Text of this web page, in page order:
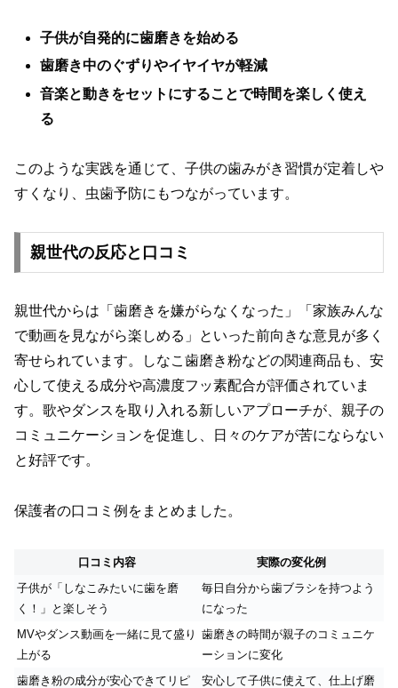
子供が自発的に歯磨きを始める
歯磨き中のぐずりやイヤイヤが軽減
音楽と動きをセットにすることで時間を楽しく使え
る
このような実践を通じて、子供の歯みがき習慣が定着しや
すくなり、虫歯予防にもつながっています。
親世代の反応と口コミ
親世代からは「歯磨きを嫌がらなくなった」「家族みんな
で動画を見ながら楽しめる」といった前向きな意見が多く
寄せられています。しなこ歯磨き粉などの関連商品も、安
心して使える成分や高濃度フッ素配合が評価されていま
す。歌やダンスを取り入れる新しいアプローチが、親子の
コミュニケーションを促進し、日々のケアが苦にならない
と好評です。
保護者の口コミ例をまとめました。
口コミ内容
実際の変化例
子供が「しなこみたいに歯を磨
く！」と楽しそう
毎日自分から歯ブラシを持つよう
になった
MVやダンス動画を一緒に見て盛り
上がる
歯磨きの時間が親子のコミュニケ
ーションに変化
歯磨き粉の成分が安心できてリピ
安心して子供に使えて、仕上げ磨